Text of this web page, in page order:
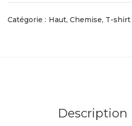
Catégorie : Haut, Chemise, T-shirt
Description